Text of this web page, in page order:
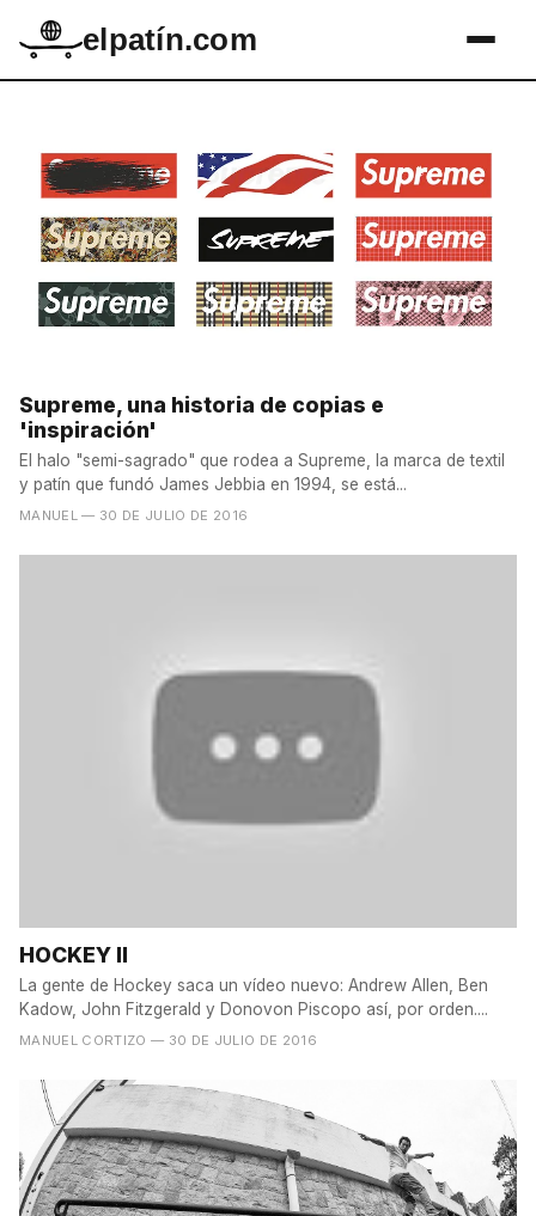
elpatín.com
Supreme, una historia de copias e
'inspiración'
El halo "semi-sagrado" que rodea a Supreme, la marca de textil
y patín que fundó James Jebbia en 1994, se está...
MANUEL — 30 DE JULIO DE 2016
HOCKEY II
La gente de Hockey saca un vídeo nuevo: Andrew Allen, Ben
Kadow, John Fitzgerald y Donovon Piscopo así, por orden....
MANUEL CORTIZO — 30 DE JULIO DE 2016